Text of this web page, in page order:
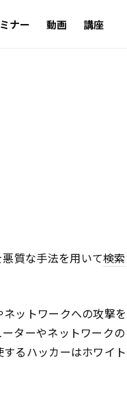
ナー 動画 講座
悪質な手法を用いて検索
ットワークへの攻撃を
ターやネットワークの
るハッカーはホワイト